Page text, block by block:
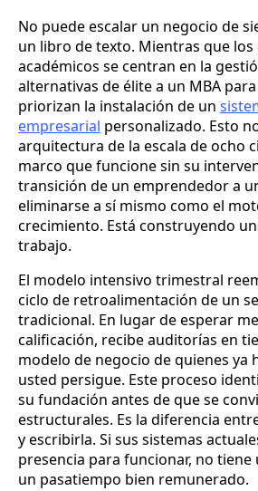
No puede escalar un negocio de
un libro de texto. Mientras que
académicos se centran en la
alternativas de élite a un MBA
priorizan la instalación de un
empresarial personalizado. Esto
arquitectura de la escala de ocho
marco que funcione sin su
transición de un emprendedor a
eliminarse a sí mismo como el
crecimiento. Está construyendo
trabajo.
El modelo intensivo trimestral
ciclo de retroalimentación de un
tradicional. En lugar de esperar
calificación, recibe auditorías en
modelo de negocio de quienes ya
usted persigue. Este proceso
su fundación antes de que se
estructurales. Es la diferencia
y escribirla. Si sus sistemas
presencia para funcionar, no
un pasatiempo bien remunerado.